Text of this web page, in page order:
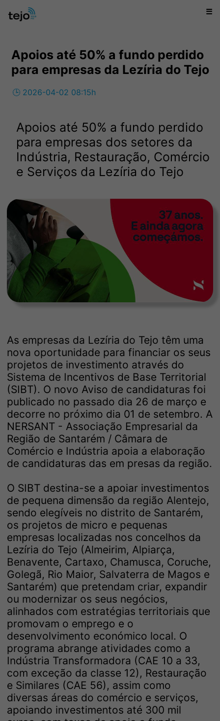
☰
Apoios até 50% a fundo perdido
para empresas da Lezíria do Tejo
🕒 2026-04-02 08:15h
Apoios até 50% a fundo perdido
para empresas dos setores da
Indústria, Restauração, Comércio
e Serviços da Lezíria do Tejo
As empresas da Lezíria do Tejo têm uma
nova oportunidade para financiar os seus
projetos de investimento através do
Sistema de Incentivos de Base Territorial
(SIBT). O novo Aviso de candidaturas foi
publicado no passado dia 26 de março e
decorre no próximo dia 01 de setembro. A
NERSANT - Associação Empresarial da
Região de Santarém / Câmara de
Comércio e Indústria apoia a elaboração
de candidaturas das em presas da região.
O SIBT destina-se a apoiar investimentos
de pequena dimensão da região Alentejo,
sendo elegíveis no distrito de Santarém,
os projetos de micro e pequenas
empresas localizadas nos concelhos da
Lezíria do Tejo (Almeirim, Alpiarça,
Benavente, Cartaxo, Chamusca, Coruche,
Golegã, Rio Maior, Salvaterra de Magos e
Santarém) que pretendam criar, expandir
ou modernizar os seus negócios,
alinhados com estratégias territoriais que
promovam o emprego e o
desenvolvimento económico local. O
programa abrange atividades como a
Indústria Transformadora (CAE 10 a 33,
com exceção da classe 12), Restauração
e Similares (CAE 56), assim como
diversas áreas do comércio e serviços,
apoiando investimentos até 300 mil